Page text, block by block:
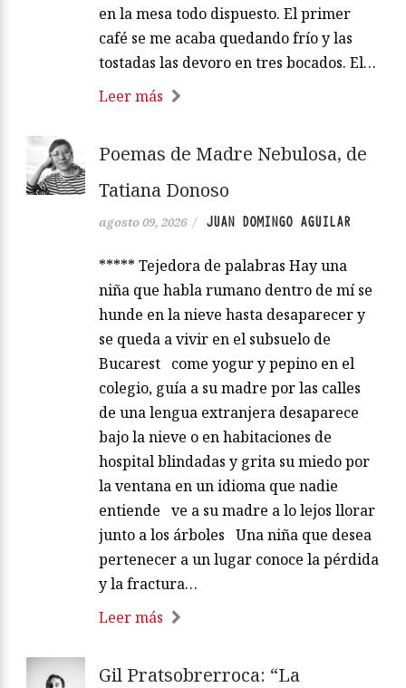
en la mesa todo dispuesto. El primer
café se me acaba quedando frío y las
tostadas las devoro en tres bocados. El…
Leer más
Poemas de Madre Nebulosa, de
Tatiana Donoso
agosto 09, 2026 / JUAN DOMINGO AGUILAR
***** Tejedora de palabras Hay una
niña que habla rumano dentro de mí se
hunde en la nieve hasta desaparecer y
se queda a vivir en el subsuelo de
Bucarest come yogur y pepino en el
colegio, guía a su madre por las calles
de una lengua extranjera desaparece
bajo la nieve o en habitaciones de
hospital blindadas y grita su miedo por
la ventana en un idioma que nadie
entiende ve a su madre a lo lejos llorar
junto a los árboles Una niña que desea
pertenecer a un lugar conoce la pérdida
y la fractura…
Leer más
Gil Pratsobrerroca: “La